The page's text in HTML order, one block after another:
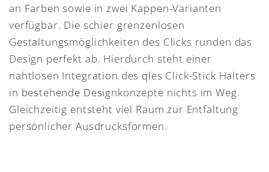
an Farben sowie in zwei Kappen-Varianten
verfügbar. Die schier grenzenlosen
Gestaltungsmöglichkeiten des Clicks runden das
Design perfekt ab. Hierdurch steht einer
nahtlosen Integration des qles Click-Stick Halters
in bestehende Designkonzepte nichts im Weg.
Gleichzeitig entsteht viel Raum zur Entfaltung
persönlicher Ausdrucksformen.